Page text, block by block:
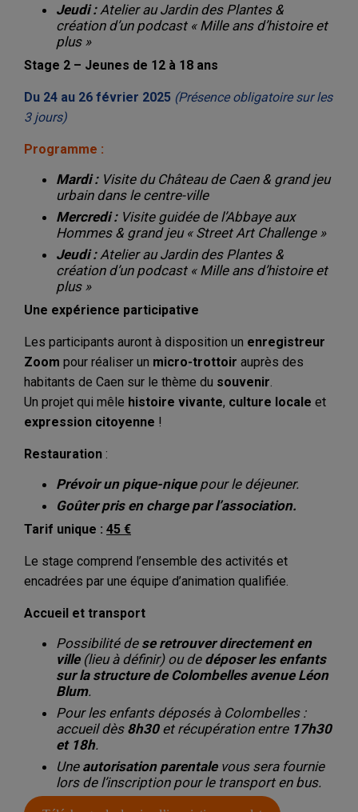
Jeudi :Atelier au Jardin des Plantes &
création d’un podcast « Mille ans d’histoire et
plus »
Stage 2 – Jeunes de 12 à 18 ans
Du 24 au 26 février 2025 (Présence obligatoire sur les
3 jours)
Programme :
Mardi :Visite du Château de Caen & grand jeu
urbain dans le centre-ville
Mercredi :Visite guidée de l’Abbaye aux
Hommes & grand jeu « Street Art Challenge »
Jeudi :Atelier au Jardin des Plantes &
création d’un podcast « Mille ans d’histoire et
plus »
Une expérience participative
Les participants auront à disposition un enregistreur
Zoom pour réaliser un micro-trottoir auprès des
habitants de Caen sur le thème du souvenir.
Un projet qui mêle histoire vivante, culture locale et
expression citoyenne !
Restauration :
Prévoir un pique-niquepour le déjeuner.
Goûter pris en charge par l’association.
Tarif unique : 45 €
Le stage comprend l’ensemble des activités et
encadrées par une équipe d’animation qualifiée.
Accueil et transport
Possibilité de se retrouver directement en
ville(lieu à définir) ou de déposer les enfants
sur la structure de Colombelles avenue Léon
Blum.
Pour les enfants déposés à Colombelles :
accueil dès 8h30et récupération entre 17h30
et 18h.
Une autorisation parentalevous sera fournie
lors de l’inscription pour le transport en bus.